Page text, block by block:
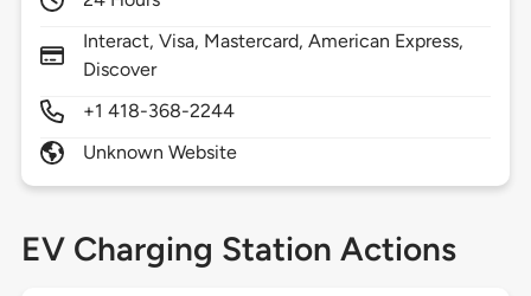
Interact, Visa, Mastercard, American Express,
Discover
+1 418-368-2244
Unknown Website
EV Charging Station Actions